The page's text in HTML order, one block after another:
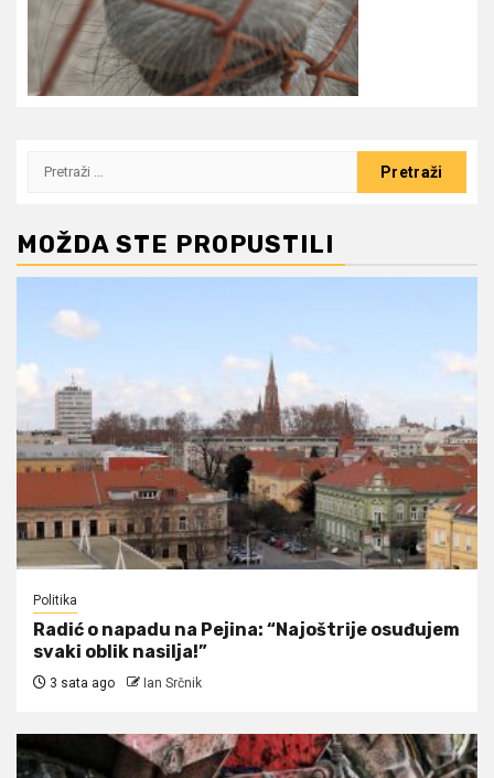
Pretraži:
MOŽDA STE PROPUSTILI
Politika
Radić o napadu na Pejina: “Najoštrije osuđujem
svaki oblik nasilja!”
3 sata ago Ian Srčnik